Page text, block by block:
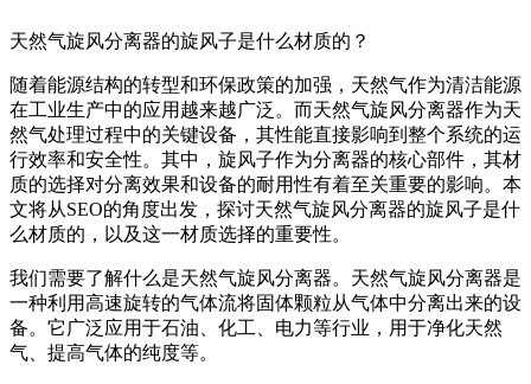
天然气旋风分离器的旋风子是什么材质的？
随着能源结构的转型和环保政策的加强，天然气作为清洁能源
在工业生产中的应用越来越广泛。而天然气旋风分离器作为天
然气处理过程中的关键设备，其性能直接影响到整个系统的运
行效率和安全性。其中，旋风子作为分离器的核心部件，其材
质的选择对分离效果和设备的耐用性有着至关重要的影响。本
文将从SEO的角度出发，探讨天然气旋风分离器的旋风子是什
么材质的，以及这一材质选择的重要性。
我们需要了解什么是天然气旋风分离器。天然气旋风分离器是
一种利用高速旋转的气体流将固体颗粒从气体中分离出来的设
备。它广泛应用于石油、化工、电力等行业，用于净化天然
气、提高气体的纯度等。